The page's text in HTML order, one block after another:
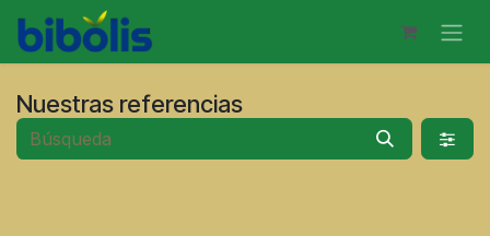
Ir al contenido
Nuestras referencias